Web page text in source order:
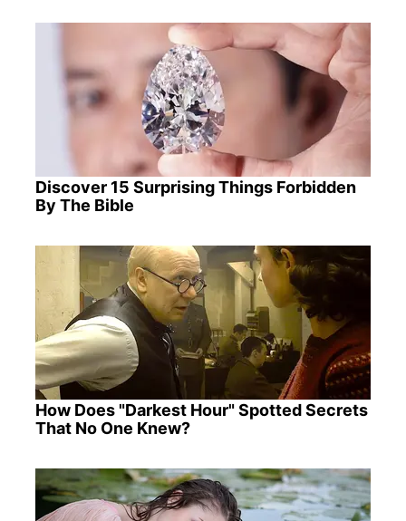
Discover 15 Surprising Things Forbidden
By The Bible
How Does "Darkest Hour" Spotted Secrets
That No One Knew?